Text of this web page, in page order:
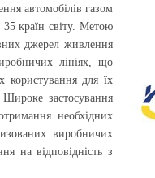
автомобілів газом
країн світу. Метою
джерел живлення
лініях, що
користування для їх
застосування
необхідних
виробничих
на відповідність з